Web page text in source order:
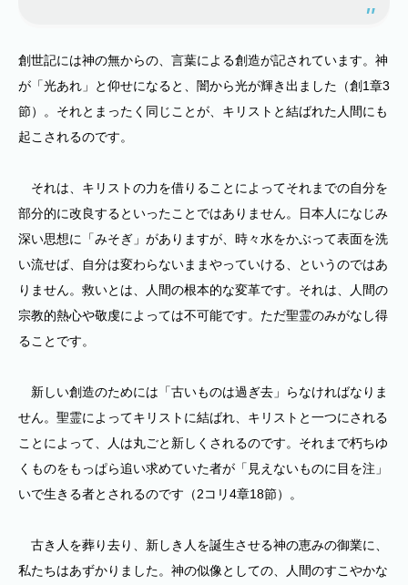
創世記には神の無からの、言葉による創造が記されています。神
が「光あれ」と仰せになると、闇から光が輝き出ました（創1章3
節）。それとまったく同じことが、キリストと結ばれた人間にも
起こされるのです。
それは、キリストの力を借りることによってそれまでの自分を
部分的に改良するといったことではありません。日本人になじみ
深い思想に「みそぎ」がありますが、時々水をかぶって表面を洗
い流せば、自分は変わらないままやっていける、というのではあ
りません。救いとは、人間の根本的な変革です。それは、人間の
宗教的熱心や敬虔によっては不可能です。ただ聖霊のみがなし得
ることです。
新しい創造のためには「古いものは過ぎ去」らなければなりま
せん。聖霊によってキリストに結ばれ、キリストと一つにされる
ことによって、人は丸ごと新しくされるのです。それまで朽ちゆ
くものをもっぱら追い求めていた者が「見えないものに目を注」
いで生きる者とされるのです（2コリ4章18節）。
古き人を葬り去り、新しき人を誕生させる神の恵みの御業に、
私たちはあずかりました。神の似像としての、人間のすこやかな